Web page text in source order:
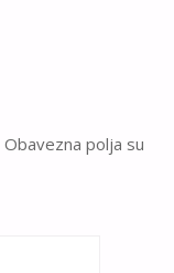
Obavezna polja su